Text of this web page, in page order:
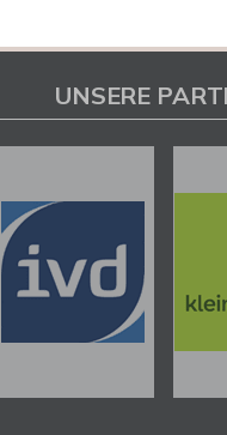
UNSERE